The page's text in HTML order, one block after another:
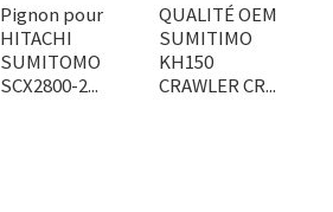
Pignon pour
HITACHI
SUMITOMO
SCX2800-2...
QUALITÉ OEM
SUMITIMO
KH150
CRAWLER CR...